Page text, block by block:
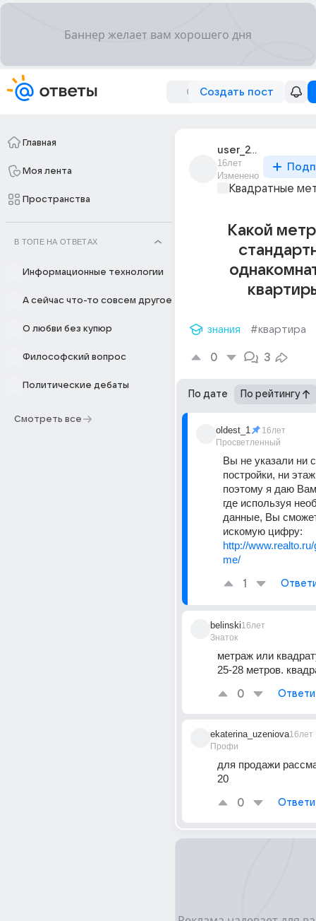
Создать пост
Главная
Моя лента
Пространства
В ТОПЕ НА ОТВЕТАХ
Информационные технологии
А сейчас что-то совсем другое
О любви без купюр
Философский вопрос
Политические дебаты
Смотреть все
user_24279878
16лет
Изменено
Квадратные
Какой
знания #квартира
0 3
По дате По рейтингу
oldest_1
Просветленный
16лет
Вы не указали ни
постройки, ни
поэтому я даю
где используя
данные, Вы
искомую цифру:
http://
me/
1
belinski
Знаток
16лет
метраж или
25-28 метров.
0
ekaterina_uzeniova
Профи
16лет
для продажи
20
0